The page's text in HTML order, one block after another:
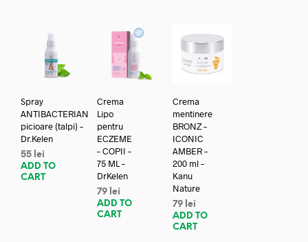
Spray
ANTIBACTERIAN
picioare (talpi) –
Dr.Kelen
55 lei
ADD TO
CART
Crema
Lipo
pentru
ECZEME
– COPII –
75 ML –
DrKelen
79 lei
ADD TO
CART
Crema
mentinere
BRONZ –
ICONIC
AMBER –
200 ml –
Kanu
Nature
79 lei
ADD TO
CART